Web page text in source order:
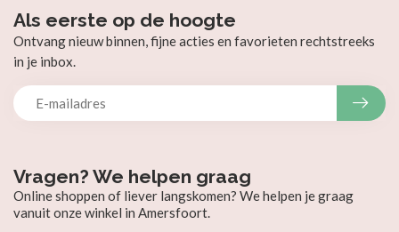
Vragen? We helpen graag
Online shoppen of liever langskomen? We helpen je graag
vanuit onze winkel in Amersfoort.
Als eerste op de hoogte
Ontvang nieuw binnen, fijne acties en favorieten rechtstreeks
in je inbox.